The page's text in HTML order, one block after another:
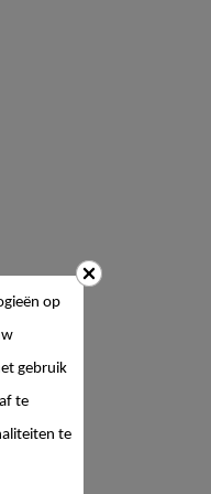
op
gebruik
te
te